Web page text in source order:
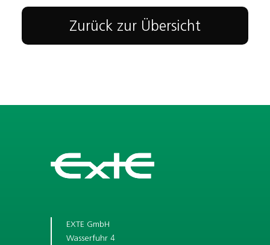
Zurück zur Übersicht
EXTE GmbH
Wasserfuhr 4